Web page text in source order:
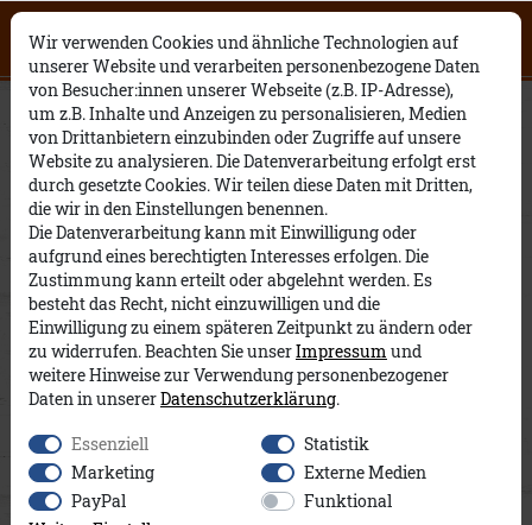
contents.
Open English website
Heinrich Super Comfort A&Co
Wir verwenden Cookies und ähnliche Technologien auf
unserer Website und verarbeiten personenbezogene Daten
von Besucher:innen unserer Webseite (z.B. IP-Adresse),
um z.B. Inhalte und Anzeigen zu personalisieren, Medien
von Drittanbietern einzubinden oder Zugriffe auf unsere
Website zu analysieren. Die Datenverarbeitung erfolgt erst
durch gesetzte Cookies. Wir teilen diese Daten mit Dritten,
die wir in den Einstellungen benennen.
Die Datenverarbeitung kann mit Einwilligung oder
aufgrund eines berechtigten Interesses erfolgen. Die
Zustimmung kann erteilt oder abgelehnt werden. Es
besteht das Recht, nicht einzuwilligen und die
Einwilligung zu einem späteren Zeitpunkt zu ändern oder
zu widerrufen. Beachten Sie unserImpressum und
weitere Hinweise zur Verwendung personenbezogener
Daten in unsererDaten­schutz­erklärung.
Essenziell
Statistik
Marketing
Externe Medien
PayPal
Funktional